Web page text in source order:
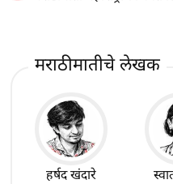
मराठीमातीचे लेखक
हर्षद खंदारे